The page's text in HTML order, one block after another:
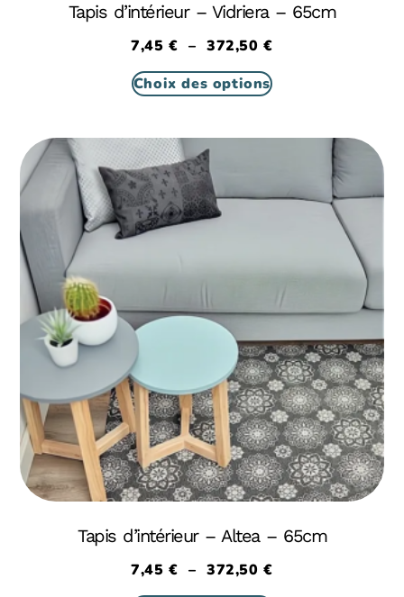
Tapis d’intérieur – Vidriera – 65cm
7,45€ – 372,50€
Choix des options
Tapis d’intérieur – Altea – 65cm
7,45€ – 372,50€